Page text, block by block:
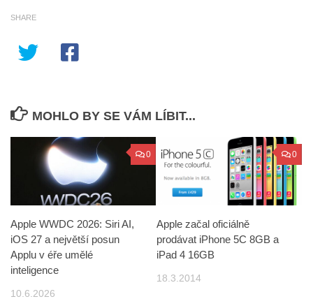
SHARE
MOHLO BY SE VÁM LÍBIT...
0
Apple WWDC 2026: Siri AI,
iOS 27 a největší posun
Applu v éře umělé
inteligence
10.6.2026
0
Apple začal oficiálně
prodávat iPhone 5C 8GB a
iPad 4 16GB
18.3.2014